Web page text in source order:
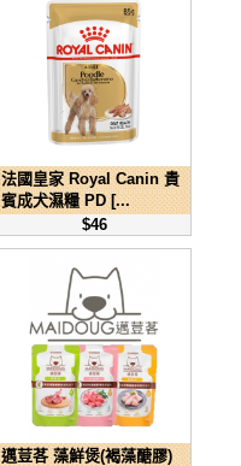
法國皇家 Royal Canin 貴
賓成犬濕糧 PD [...
$46
邁荳茖 藻鮮煲(褐藻醣膠)